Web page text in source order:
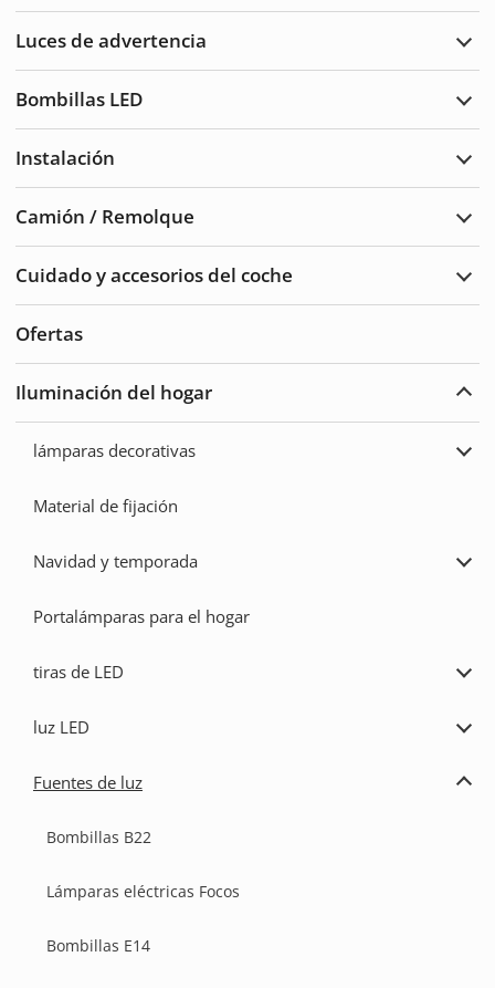
Luces de advertencia
Bombillas LED
Instalación
Camión / Remolque
Cuidado y accesorios del coche
Ofertas
Iluminación del hogar
lámparas decorativas
Material de fijación
Navidad y temporada
Portalámparas para el hogar
tiras de LED
LED
luz LED
Fuentes de luz
Bombillas B22
Lámparas eléctricas Focos
Bombillas E14